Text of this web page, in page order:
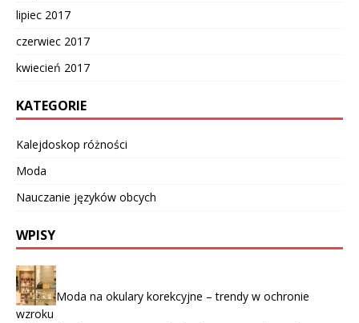
lipiec 2017
czerwiec 2017
kwiecień 2017
KATEGORIE
Kalejdoskop różności
Moda
Nauczanie języków obcych
WPISY
Moda na okulary korekcyjne – trendy w ochronie
wzroku